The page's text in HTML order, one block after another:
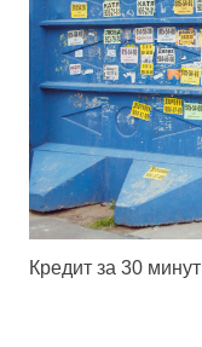
Кредит за 30 минут